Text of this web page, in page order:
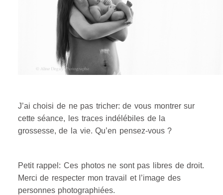
J’ai choisi de ne pas tricher: de vous montrer sur
cette séance, les traces indélébiles de la
grossesse, de la vie. Qu’en pensez-vous ?
Petit rappel: Ces photos ne sont pas libres de droit.
Merci de respecter mon travail et l’image des
personnes photographiées.